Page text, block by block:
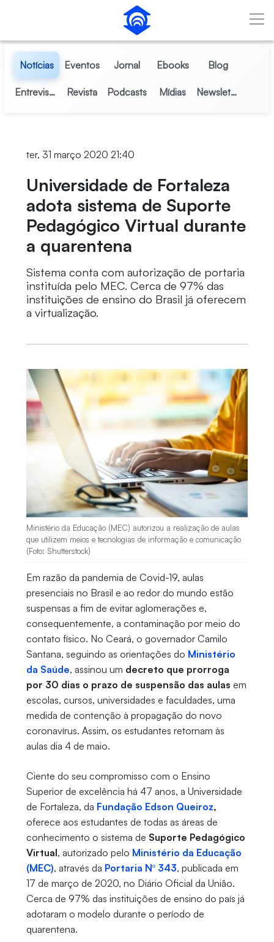
Pular para o Conteúdo principal
Notícias Eventos Jornal Ebooks Blog
Entrevistas Revista Podcasts Mídias Newsletter
ter, 31 março 2020 21:40
Universidade de Fortaleza
adota sistema de Suporte
Pedagógico Virtual durante
a quarentena
Sistema conta com autorização de portaria
instituída pelo MEC. Cerca de 97% das
instituições de ensino do Brasil já oferecem
a virtualização.
Ministério da Educação (MEC) autorizou a realização de aulas
que utilizem meios e tecnologias de informação e comunicação
(Foto: Shutterstock)
Em razão da pandemia de Covid-19, aulas
presenciais no Brasil e ao redor do mundo estão
suspensas a fim de evitar aglomerações e,
consequentemente, a contaminação por meio do
contato físico. No Ceará, o governador Camilo
Santana, seguindo as orientações do Ministério
da Saúde, assinou um decreto que prorroga
por 30 dias o prazo de suspensão das aulas em
escolas, cursos, universidades e faculdades, uma
medida de contenção à propagação do novo
coronavírus. Assim, os estudantes retornam às
aulas dia 4 de maio.
Ciente do seu compromisso com o Ensino
Superior de excelência há 47 anos, a Universidade
de Fortaleza, da Fundação Edson Queiroz,
oferece aos estudantes de todas as áreas de
conhecimento o sistema de Suporte Pedagógico
Virtual, autorizado pelo Ministério da Educação
(MEC), através da Portaria Nº 343, publicada em
17 de março de 2020, no Diário Oficial da União.
Cerca de 97% das instituições de ensino do país já
adotaram o modelo durante o período de
quarentena.